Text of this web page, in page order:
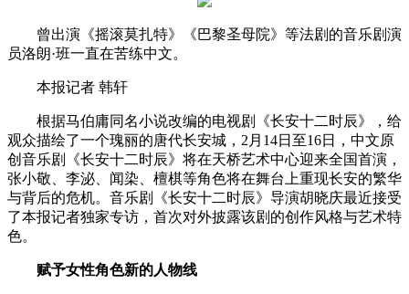
曾出演《摇滚莫扎特》《巴黎圣母院》等法剧的音乐剧演
员洛朗·班一直在苦练中文。
本报记者 韩轩
根据马伯庸同名小说改编的电视剧《长安十二时辰》，给
观众描绘了一个瑰丽的唐代长安城，2月14日至16日，中文原
创音乐剧《长安十二时辰》将在天桥艺术中心迎来全国首演，
张小敬、李泌、闻染、檀棋等角色将在舞台上重现长安的繁华
与背后的危机。音乐剧《长安十二时辰》导演胡晓庆最近接受
了本报记者独家专访，首次对外披露该剧的创作风格与艺术特
色。
赋予女性角色新的人物线